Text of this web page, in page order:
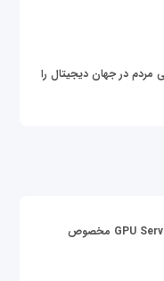
در جهان دیجیتال را
قیمت سرور گرافیکی | خرید GPU Server مخصوص